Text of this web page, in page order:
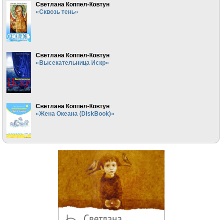
Светлана Коппел-Ковтун
«Сквозь тень»
Светлана Коппел-Ковтун
«Высекательница Искр»
Светлана Коппел-Ковтун
«Жена Океана (DiskBook)»